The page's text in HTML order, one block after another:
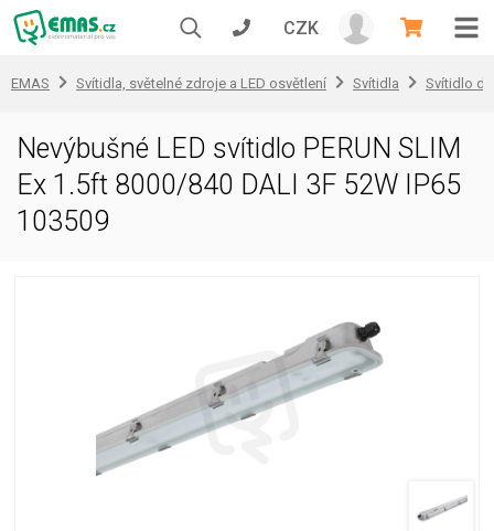
CZK
EMAS Svítidla, světelné zdroje a LED osvětlení Svítidla Svítidlo
Nevýbušné LED svítidlo PERUN SLIM
Ex 1.5ft 8000/840 DALI 3F 52W IP65
103509